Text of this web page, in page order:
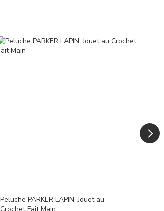
Peluche PARKER LAPIN, Jouet au
Crochet Fait Main